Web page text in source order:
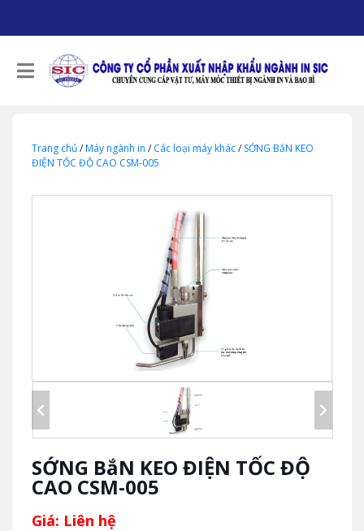
Trang chủ/Máy ngành in / Các loại máy khác/ SỚNG BắN KEO
ĐIỆN TỐC ĐỘ CAO CSM-005
SỚNG BắN KEO ĐIỆN TỐC ĐỘ
CAO CSM-005
Giá: Liên hệ